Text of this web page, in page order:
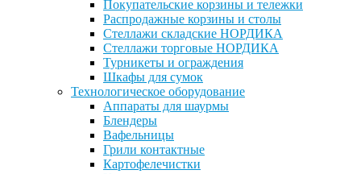
Покупательские корзины и тележки
Распродажные корзины и столы
Стеллажи складские НОРДИКА
Стеллажи торговые НОРДИКА
Турникеты и ограждения
Шкафы для сумок
Технологическое оборудование
Аппараты для шаурмы
Блендеры
Вафельницы
Грили контактные
Картофелечистки